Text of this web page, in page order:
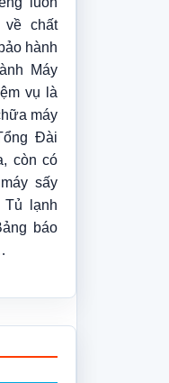
chất
hành
Máy
vụ là
máy
Đài
còn có
sấy
Tủ lạnh
báo